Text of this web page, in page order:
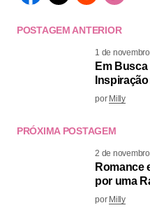
POSTAGEM ANTERIOR
1 de
Em
por Milly
PRÓXIMA POSTAGEM
2 de
Romance
por uma
por Milly